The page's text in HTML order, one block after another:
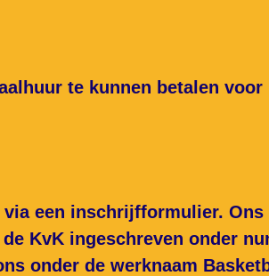
te kunnen betalen voor
een inschrijfformulier.
KvK ingeschreven onder
onder de werknaam